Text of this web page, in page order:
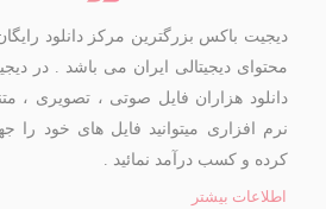
دیجیت باکس بزرگترین مرکز دانلود
محتوای دیجیتالی ایران می باشد . در
دانلود هزاران فایل صوتی ، تصویری ،
نرم افزاری میتوانید فایل های خود
کرده و کسب درآمد نمائید .
اطلاعات بیشتر